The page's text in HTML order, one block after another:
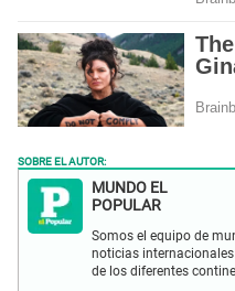
SOBRE EL AUTOR:
MUNDO EL
POPULAR
Somos el equipo de
noticias
de los diferentes